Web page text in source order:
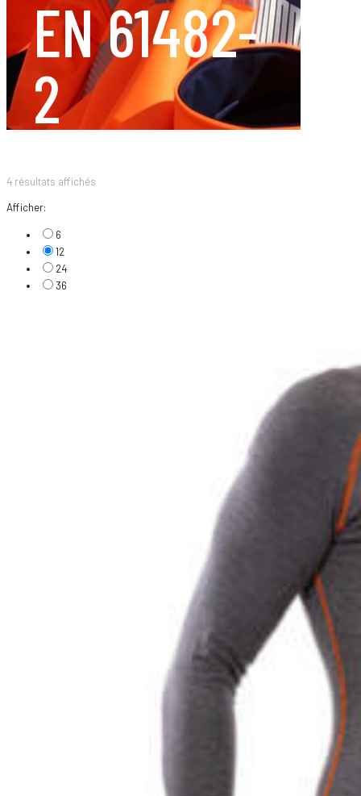
EN 61482-
2
4 résultats affichés
Afficher:
6
12
24
36